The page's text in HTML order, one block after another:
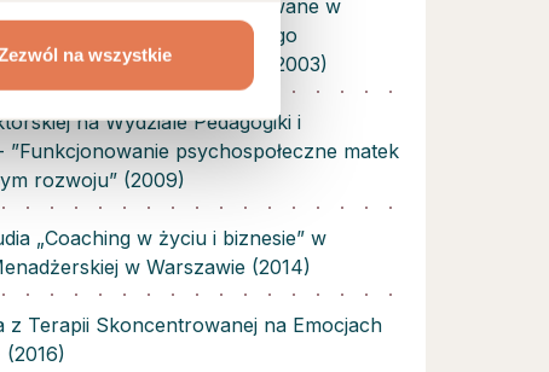
na wszystkie
z Psychoterapii organizowane w
Sekcję Psychoterapii Polskiego
w Łodzi (2000-2003)
na Wydziale Pedagogiki i
psychospołeczne matek
rozwoju” (2009)
„Coaching w życiu i biznesie” w
w Warszawie (2014)
z Terapii Skoncentrowanej na Emocjach